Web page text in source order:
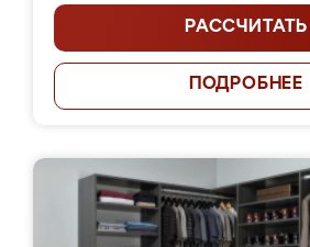
РАССЧИТАТЬ
ПОДРОБНЕЕ